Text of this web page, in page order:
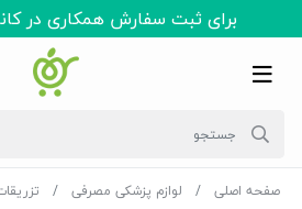
برای ثبت سفارش همکاری در
صفحه اصلی لوازم پزشکی مصرفی